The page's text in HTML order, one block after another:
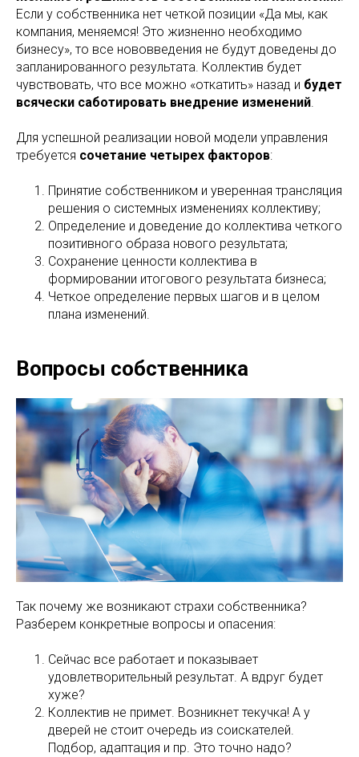
Если у собственника нет четкой позиции «Да мы, как
компания, меняемся! Это жизненно необходимо
бизнесу», то все нововведения не будут доведены до
запланированного результата. Коллектив будет
чувствовать, что все можно «откатить» назад и будет
всячески саботировать внедрение изменений
Для успешной реализации новой модели управления
требуется сочетание четырех факторов:
Принятие собственником и уверенная трансляция
решения о системных изменениях коллективу;
Определение и доведение до коллектива четкого
позитивного образа нового результата;
Сохранение ценности коллектива в
формировании итогового результата бизнеса;
Четкое определение первых шагов и в целом
плана изменений.
Вопросы собственника
Так почему же возникают страхи собственника?
Разберем конкретные вопросы и опасения:
Сейчас все работает и показывает
удовлетворительный результат. А вдруг будет
хуже?
Коллектив не примет. Возникнет текучка! А у
дверей не стоит очередь из соискателей.
Подбор, адаптация и пр. Это точно надо?